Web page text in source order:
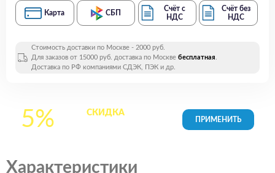
Карта СБП
Счёт с
НДС
Счёт без
НДС
Стоимость доставки по Москве - 2000 руб.
Для заказов от 15000 руб. доставка по Москве бесплатная.
Доставка по РФ компаниями СДЭК, ПЭК и др.
5% СКИДКАна все
Характеристики